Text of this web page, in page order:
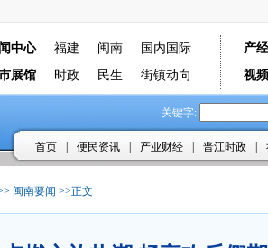
中心 福建 闽南
国内国际
展馆
时政 民生 街镇动向
产经
视频
关键字:
首页 便民资讯 产业财经 晋江时政
闽南要闻 >>正文